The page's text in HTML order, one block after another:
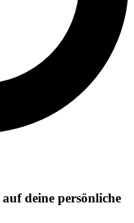
deine persönliche